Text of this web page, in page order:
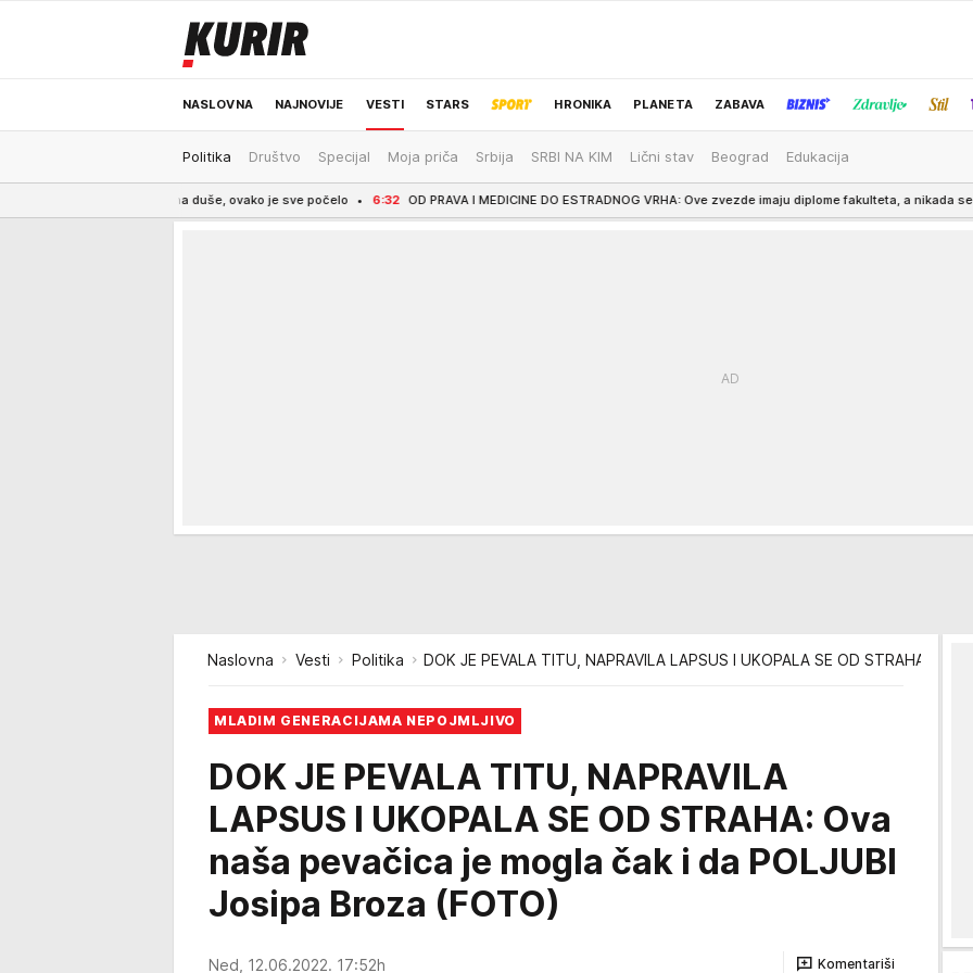
NASLOVNA NAJNOVIJE VESTI STARS HRONIKA PLANETA ZABAVA
ODRŽIVA BUDUĆNOST REGION NEWS IZBOR UREDNIKA
Politika Društvo Specijal Moja priča Srbija SRBI NA KIM Lični stav Beograd Edukacija
se iz dna duše, ovako je sve počelo 6:32 OD PRAVA I MEDICINE DO ESTRADNOG VRHA: Ove zvezde imaju diplome fakulteta, a nikada se nisu bavile svojim
Naslovna Vesti Politika DOK JE PEVALA TITU, NAPRAVILA LAPSUS I UKOPALA SE OD STRAHA:
MLADIM GENERACIJAMA NEPOJMLJIVO
DOK JE PEVALA TITU, NAPRAVILA
LAPSUS I UKOPALA SE OD STRAHA: Ova
naša pevačica je mogla čak i da POLJUBI
Josipa Broza (FOTO)
Ned, 12.06.2022. 17:52h Komentariši